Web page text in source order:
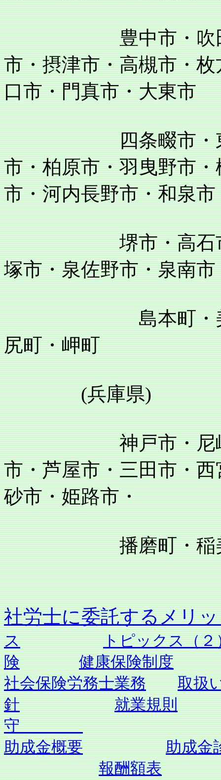
豊中市・吹田市・
市・摂津市・高槻市・
口市・門真市・大東市
四条畷市・東大
市・柏原市・羽曳野市
市・河内長野市・和泉市
堺市・高石市・泉
塚市・泉佐野市・泉南
島本町・美原町
尻町・岬町
(兵庫県)
神戸市・尼崎市・
市・芦屋市・三田市・
砂市・姫路市・
播磨町・稲美町
社労士に委託す
ス
トピックス（２
険
健康保険制度
社会保険労務士業務
取扱
針
就業規則
守
助成金概要
助成金
報酬額表